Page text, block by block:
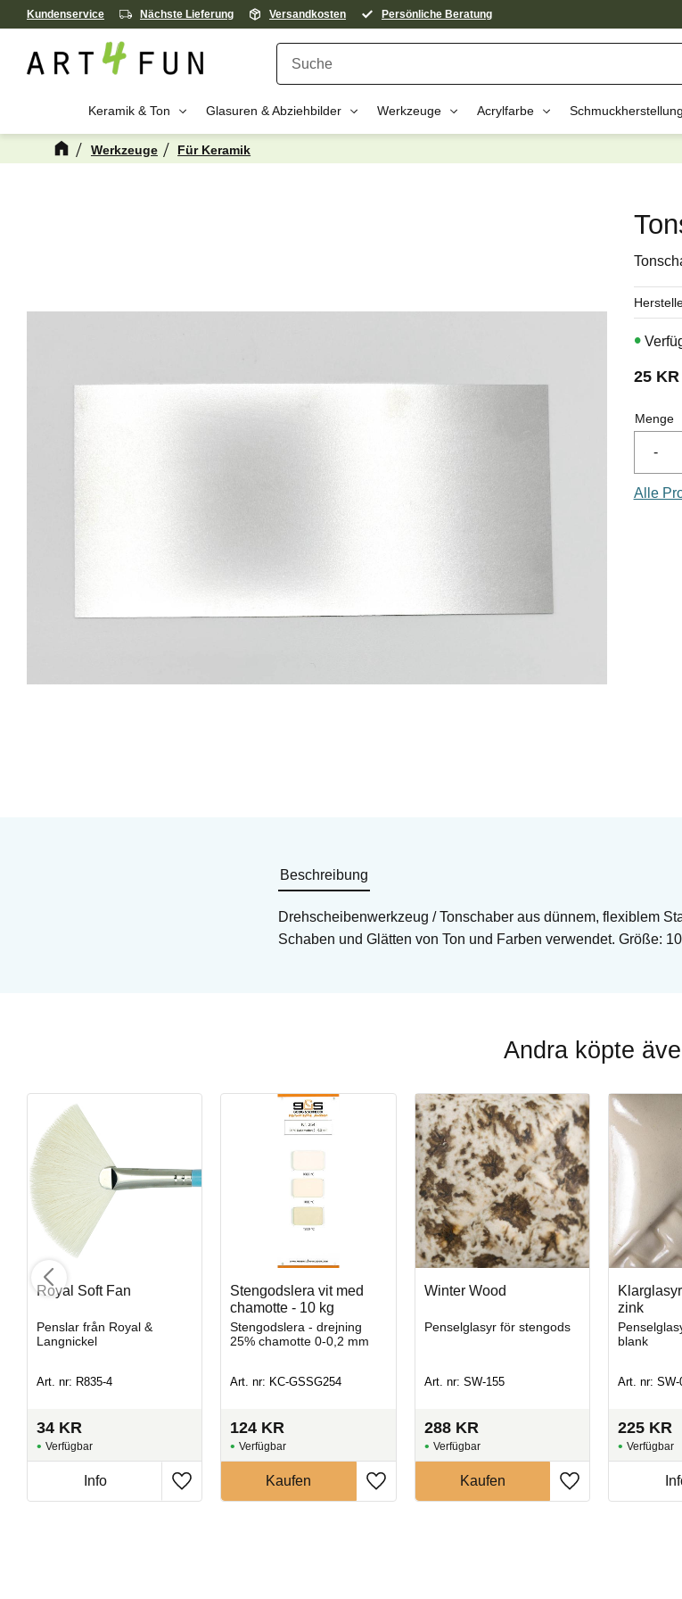
Kundenservice Nächste Lieferung Versandkosten Persönliche Beratung
Keramik & Ton Glasuren & Abziehbilder Werkzeuge Acrylfarbe Schmuckherstellung
Werkzeuge Für Keramik
Penselglasyr för stengods
Art. nr: SW-192
25KR
Menge
-
Alle
Beschreibung
Drehscheibenwerkzeug / Tonschaber aus dünnem, flexiblem
Schaben und Glätten von Ton und Farben verwendet. Größe:
Andra köpte
Royal Soft Fan
Penslar från Royal &
Langnickel
Art. nr: R835-4
34 KR
Stengodslera vit med
chamotte - 10 kg
Stengodslera - drejning
25% chamotte 0-0,2 mm
Art. nr: KC-GSSG254
124 KR
Winter Wood
Penselglasyr för stengods
Art. nr: SW-155
288 KR
zink
blank
Art. nr: SW-
225 KR